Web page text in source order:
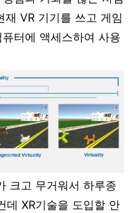
VR 기기를 쓰고 게임
터에 액세스하여 사용
크고 무거워서 하루종
데 XR기술을 도입할 안